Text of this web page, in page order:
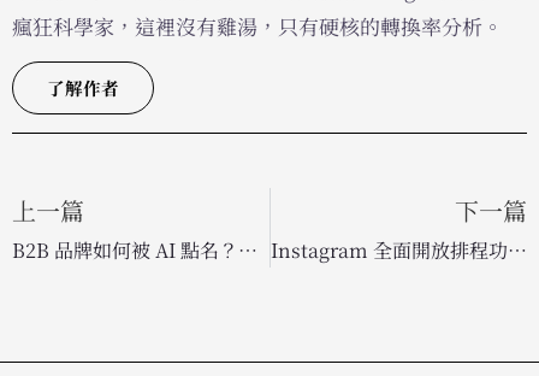
瘋狂科學家，這裡沒有雞湯，只有硬核的轉換率分析。
了解作者
上一篇
B2B 品牌如何被 AI 點名？最新研究揭示生成式引擎優化（GEO）成功關鍵
下一篇
Instagram 全面開放排程功能！一般用戶也能輕鬆預約發佈內容